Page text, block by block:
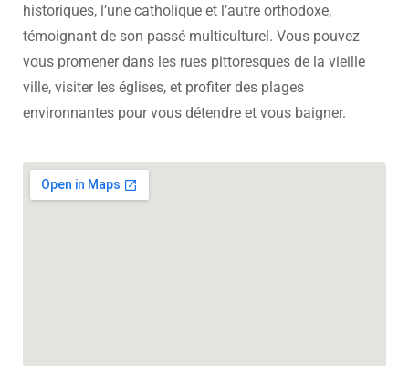
historiques, l’une catholique et l’autre orthodoxe,
témoignant de son passé multiculturel. Vous pouvez
vous promener dans les rues pittoresques de la vieille
ville, visiter les églises, et profiter des plages
environnantes pour vous détendre et vous baigner.